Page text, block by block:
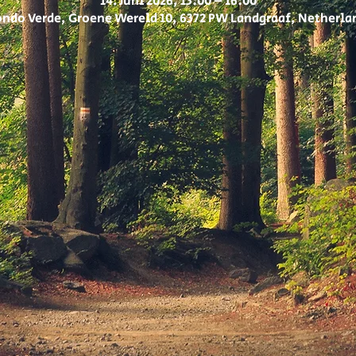
Verde, Groene Wereld 10, 6372 PW Landgraaf,